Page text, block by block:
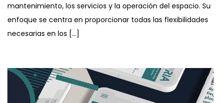
mantenimiento, los servicios y la operación del espacio. Su
enfoque se centra en proporcionar todas las flexibilidades
necesarias en los […]